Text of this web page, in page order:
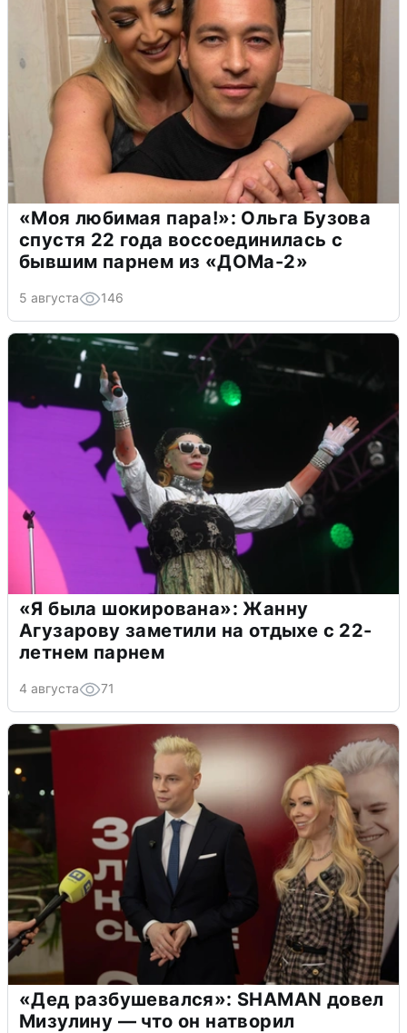
«Моя любимая пара!»: Ольга Бузова
спустя 22 года воссоединилась с
бывшим парнем из «ДОМа-2»
5 августа 146
«Я была шокирована»: Жанну
Агузарову заметили на отдыхе с 22-
летнем парнем
4 августа 71
«Дед разбушевался»: SHAMAN довел
Мизулину — что он натворил